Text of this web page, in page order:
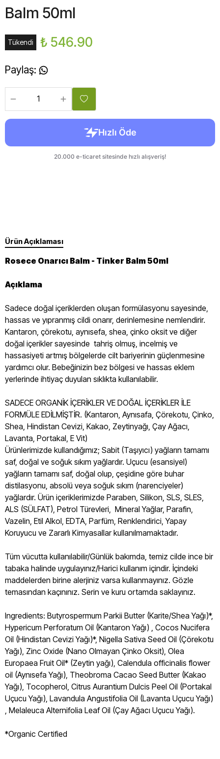
Balm 50ml
Tükendi ₺ 546.90
Paylaş:
Ürün Açıklaması
Rosece Onarıcı Balm - Tinker Balm 50ml
Açıklama
Sadece doğal içeriklerden oluşan formülasyonu sayesinde,
hassas ve yıpranmış cildi onarır, derinlemesine nemlendirir.
Kantaron, çörekotu, aynısefa, shea, çinko oksit ve diğer
doğal içerikler sayesinde tahriş olmuş, incelmiş ve
hassasiyeti artmış bölgelerde cilt bariyerinin güçlenmesine
yardımcı olur. Bebeğinizin bez bölgesi ve hassas eklem
yerlerinde ihtiyaç duyulan sıklıkta kullanılabilir.
SADECE ORGANİK İÇERİKLER VE DOĞAL İÇERİKLER İLE
FORMÜLE EDİLMİŞTİR. (Kantaron, Aynısafa, Çörekotu, Çinko,
Shea, Hindistan Cevizi, Kakao, Zeytinyağı, Çay Ağacı,
Lavanta, Portakal, E Vit)
Ürünlerimizde kullandığımız; Sabit (Taşıyıcı) yağların tamamı
saf, doğal ve soğuk sıkım yağlardır. Uçucu (esansiyel)
yağların tamamı saf, doğal olup, çeşidine göre buhar
distilasyonu, absolü veya soğuk sıkım (narenciyeler)
yağlardır. Ürün içeriklerimizde Paraben, Silikon, SLS, SLES,
ALS (SÜLFAT), Petrol Türevleri, Mineral Yağlar, Parafin,
Vazelin, Etil Alkol, EDTA, Parfüm, Renklendirici, Yapay
Koruyucu ve Zararlı Kimyasallar kullanılmamaktadır.
Tüm vücutta kullanılabilir/Günlük bakımda, temiz cilde ince bir
tabaka halinde uygulayınız/Harici kullanım içindir. İçindeki
maddelerden birine alerjiniz varsa kullanmayınız. Gözle
temasından kaçınınız. Serin ve kuru ortamda saklayınız.
Ingredients: Butyrospermum Parkii Butter (Karite/Shea Yağı)*,
Hypericum Perforatum Oil (Kantaron Yağı) , Cocos Nucifera
Oil (Hindistan Cevizi Yağı)*, Nigella Sativa Seed Oil (Çörekotu
Yağı), Zinc Oxide (Nano Olmayan Çinko Oksit), Olea
Europaea Fruit Oil* (Zeytin yağı), Calendula officinalis flower
oil (Aynısefa Yağı), Theobroma Cacao Seed Butter (Kakao
Yağı), Tocopherol, Citrus Aurantium Dulcis Peel Oil (Portakal
Uçucu Yağı), Lavandula Angustifolia Oil (Lavanta Uçucu Yağı)
, Melaleuca Alternifolia Leaf Oil (Çay Ağacı Uçucu Yağı).
*Organic Certified